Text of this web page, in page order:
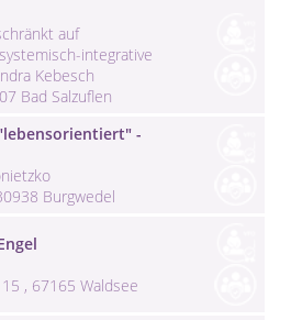
auf
integrative
Kebesch
Bad Salzuflen
-
Burgwedel
, 67165 Waldsee